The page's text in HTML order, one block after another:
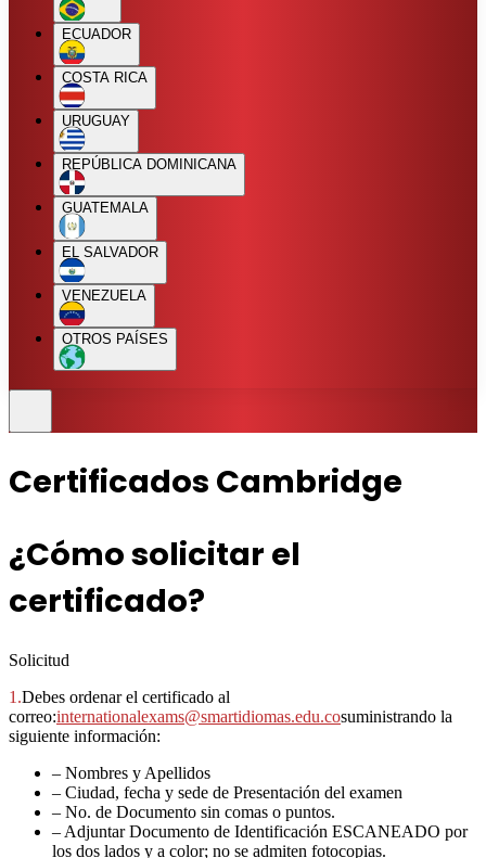
ECUADOR
COSTA RICA
URUGUAY
REPÚBLICA DOMINICANA
GUATEMALA
EL SALVADOR
VENEZUELA
OTROS PAÍSES
Certificados Cambridge
¿Cómo solicitar el
certificado?
Solicitud
1.Debes ordenar el certificado al
correo:internationalexams@smartidiomas.edu.cosuministrando la
siguiente información:
– Nombres y Apellidos
– Ciudad, fecha y sede de Presentación del examen
– No. de Documento sin comas o puntos.
– Adjuntar Documento de Identificación ESCANEADO por
los dos lados y a color; no se admiten fotocopias.